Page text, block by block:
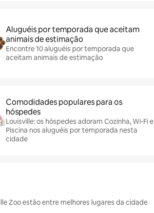
Aluguéis por temporada que aceitam
animais de estimação
Encontre 10 aluguéis por temporada que
aceitam animais de estimação
Comodidades populares para os
hóspedes
Louisville: os hóspedes adoram Cozinha, Wi-Fi e
Piscina nos aluguéis por temporada nesta
cidade
Zoo estão entre melhores lugares da cidade